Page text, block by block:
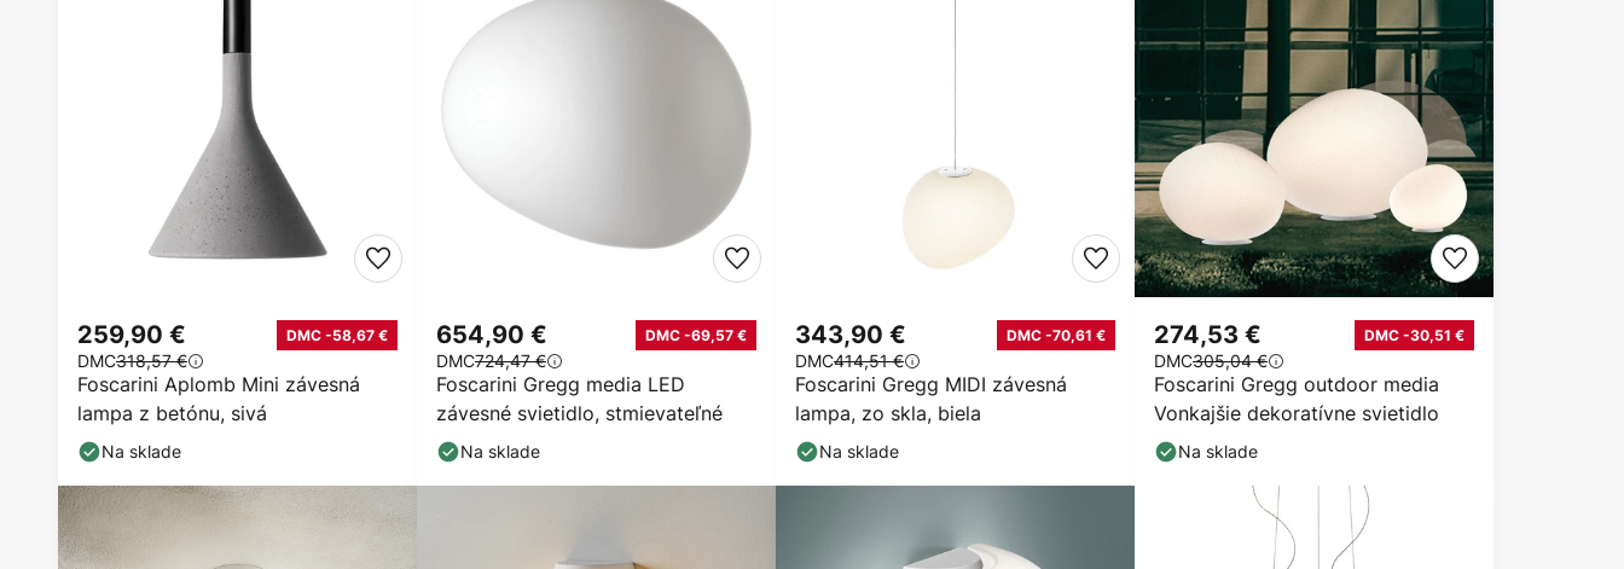
Foscarini Aplomb Mini závesná
lampa z betónu, sivá
259,90 € DMC -58,67 €
DMC318,57 €
Na sklade
Foscarini Gregg media LED
závesné svietidlo, stmievateľné
654,90 € DMC -69,57 €
DMC724,47 €
Na sklade
Foscarini Gregg MIDI závesná
lampa, zo skla, biela
343,90 € DMC -70,61 €
DMC414,51 €
Na sklade
Foscarini Gregg outdoor media
Vonkajšie dekoratívne svietidlo
274,53 € DMC -30,51 €
DMC305,04 €
Na sklade